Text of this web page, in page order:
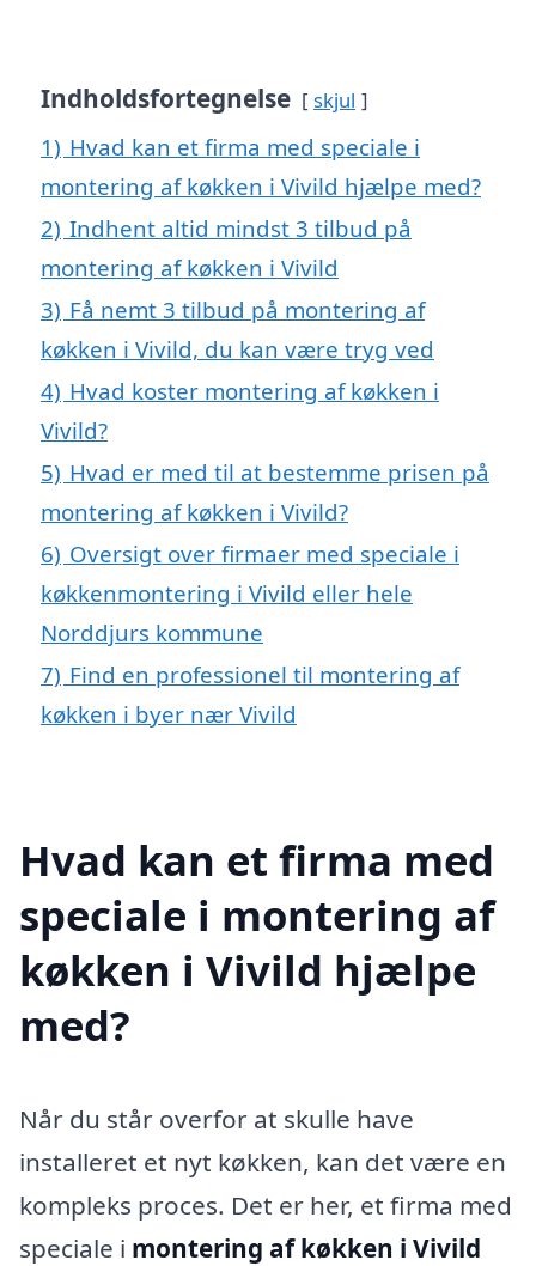
Indholdsfortegnelse skjul
1) Hvad kan et firma med speciale i
montering af køkken i Vivild hjælpe med?
2) Indhent altid mindst 3 tilbud på
montering af køkken i Vivild
3) Få nemt 3 tilbud på montering af
køkken i Vivild, du kan være tryg ved
4) Hvad koster montering af køkken i
Vivild?
5) Hvad er med til at bestemme prisen på
montering af køkken i Vivild?
6) Oversigt over firmaer med speciale i
køkkenmontering i Vivild eller hele
Norddjurs kommune
7) Find en professionel til montering af
køkken i byer nær Vivild
Hvad kan et firma med
speciale i montering af
køkken i Vivild hjælpe
med?
Når du står overfor at skulle have
installeret et nyt køkken, kan det være en
kompleks proces. Det er her, et firma med
speciale i montering af køkken i Vivild